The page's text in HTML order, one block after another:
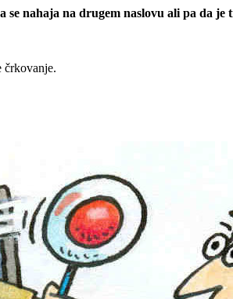
nahaja na drugem naslovu ali pa da je
črkovanje.